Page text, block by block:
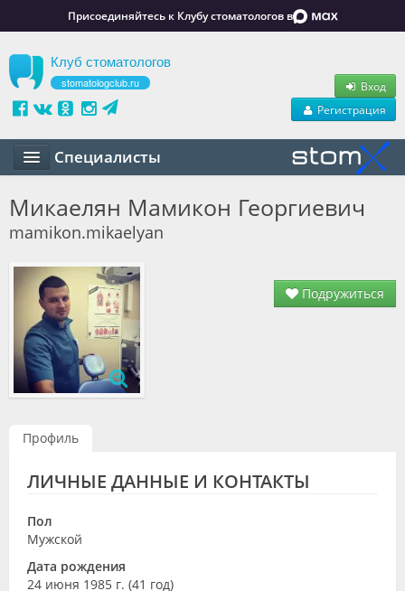
Присоединяйтесь к Клубу стоматологов в
Клуб стоматологов
stomatologclub.ru
Вход
Регистрация
Специалисты
Маркет
Обучение
Вакансии
Резюме
Объявления
Специалисты
Галерея
Микаелян Мамикон Георгиевич
Подружиться
mamikon.mikaelyan
Профиль
ЛИЧНЫЕ ДАННЫЕ И КОНТАКТЫ
Пол
Мужской
Дата рождения
24 июня 1985 г. (41 год)